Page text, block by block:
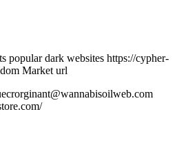
popular dark websites https://cypher-
Market url